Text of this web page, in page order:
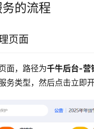
的流程
页面
面，路径为千牛后台-营
务类型，然后点击立即